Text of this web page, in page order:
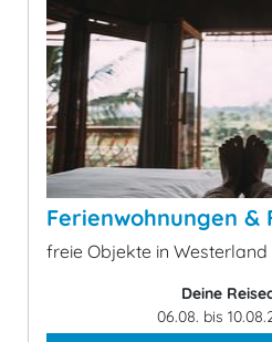
Ferienwohnungen &
freie Objekte in
Deine
06.08. bis